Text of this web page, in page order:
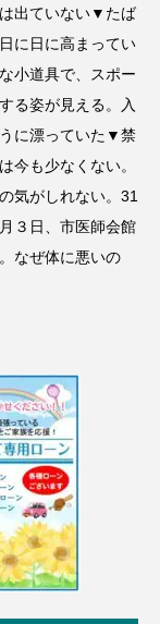
出ていない▼たば
に日に高まってい
小道具で、スポー
る姿が見える。入
に漂っていた▼禁
今も少なくない。
気がしれない。31
３日、市医師会館
なぜ体に悪いの